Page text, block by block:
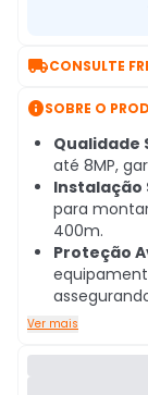
CONSULTE
SOBRE O
Qualidade
até 8MP,
Instalação
para
400m.
Proteção
Ver mais